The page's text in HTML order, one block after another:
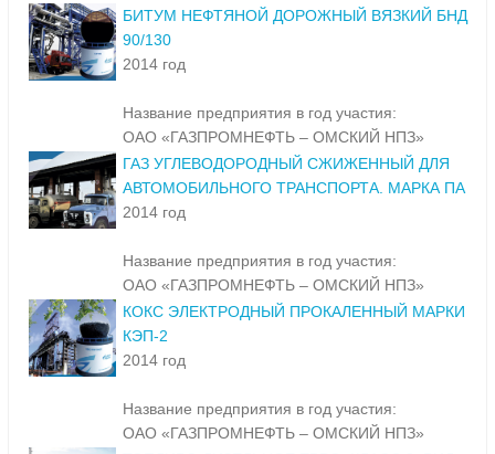
БИТУМ НЕФТЯНОЙ ДОРОЖНЫЙ ВЯЗКИЙ БНД
90/130
2014 год
Название предприятия в год участия:
ОАО «ГАЗПРОМНЕФТЬ – ОМСКИЙ НПЗ»
ГАЗ УГЛЕВОДОРОДНЫЙ СЖИЖЕННЫЙ ДЛЯ
АВТОМОБИЛЬНОГО ТРАНСПОРТА. МАРКА ПА
2014 год
Название предприятия в год участия:
ОАО «ГАЗПРОМНЕФТЬ – ОМСКИЙ НПЗ»
КОКС ЭЛЕКТРОДНЫЙ ПРОКАЛЕННЫЙ МАРКИ
КЭП-2
2014 год
Название предприятия в год участия:
ОАО «ГАЗПРОМНЕФТЬ – ОМСКИЙ НПЗ»